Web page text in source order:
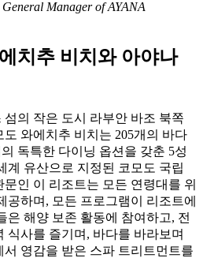
Manager of AYANA
치추 비치와 아야나
의 작은 도시 라부안 바조 북쪽
와에치추 비치는 205개의 바다
독특한 다이닝 옵션을 갖춘 5성
계 유산으로 지정된 코모도 국립
인 이 리조트는 모든 연령대를 위
공하며, 모든 프로그램이 리조트에
은 해양 보존 활동에 참여하고, 전
식사를 즐기며, 바다를 바라보며
영감을 받은 스파 트리트먼트를